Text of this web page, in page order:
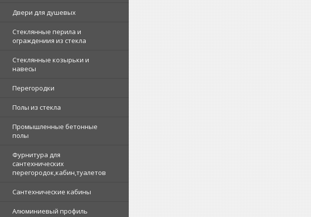
Двери для душевых
Стеклянные перила и
ограждениия из стекла
Стеклянные козырьки и
навесы
Перегородки
Полы из стекла
Промышленные бетонные
полы
Фурнитура для
сантехнических
перегородок,кабин,туалетов
Сантехнические кабины
Алюминиевый профиль